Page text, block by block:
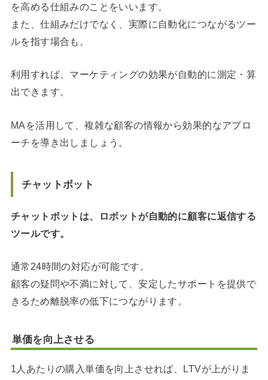
を高める仕組みのことをいいます。
また、仕組みだけでなく、実際に自動化につながるツー
ルを指す場合も。
利用すれば、マーケティングの効果が自動的に測定・算
出できます。
MAを活用して、複雑な顧客の情報から効果的なアプロ
ーチを導き出しましょう。
チャットボット
チャットボットは、ロボットが自動的に顧客に返信する
ツールです。
通常24時間の対応が可能です。
顧客の疑問や不満に対して、安定したサポートを提供で
きるため離脱率の低下につながります。
単価を向上させる
1人あたりの購入単価を向上させれば、LTVが上がりま